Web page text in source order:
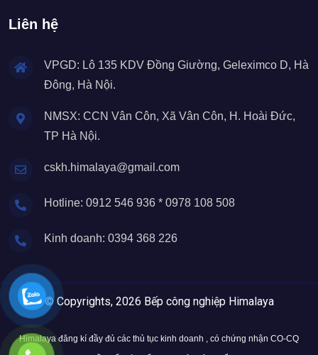
Liên hệ
VPGD: Lô 135 KDV Đồng Giường, Geleximco D, Hà
Đông, Hà Nội.
NMSX: CCN Vân Côn, Xã Vân Côn, H. Hoài Đức,
TP Hà Nội.
cskh.himalaya@gmail.com
Hotline: 0912 546 936 * 0978 108 508
Kinh doanh: 0394 368 226
© Copyrights, 2026 Bếp công nghiệp Himalaya
Himalaya đăng kí đầy đủ các thủ tục kinh doanh , có chứng nhận CO-CQ